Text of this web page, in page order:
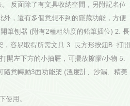
反面除了有文具收納空間，另附記名位
外，還有多個意想不到的隱藏功能，方便
筆刨器 (附有2種粗幼度的鉛筆插位) 2. 長
，容易取得所需文具 3. 長方形按鈕B: 打開
開左下方的小抽屜，可擺放擦膠/小物 5.
隨意轉動3面功能架 (溫度計、沙漏、精美
使用。